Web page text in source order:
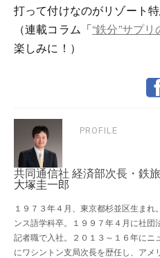
打って付けなのがリゾート
（連載コラム「“鉄分”サプリ
楽しみに！）
PROFILE
共同通信社 経済部次長・鉄
大塚圭一郎
１９７３年４月、東京都杉並区生ま
ンス語学科卒。１９９７年４月に社
記者職で入社。２０１３～１６年に
にワシントン支局次長を歴任し、アメ